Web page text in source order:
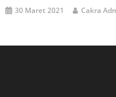
30 Maret 2021 Cakra